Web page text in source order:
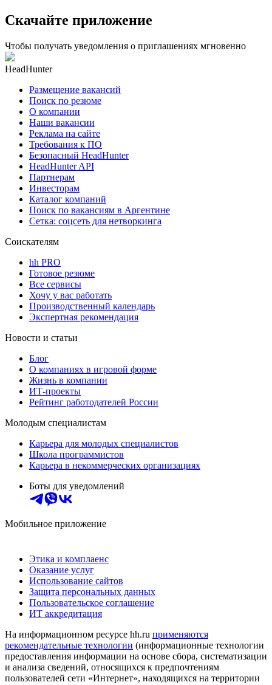
Скачайте приложение
Чтобы получать уведомления о приглашениях мгновенно
HeadHunter
Размещение вакансий
Поиск по резюме
О компании
Наши вакансии
Реклама на сайте
Требования к ПО
Безопасный HeadHunter
HeadHunter API
Партнерам
Инвесторам
Каталог компаний
Поиск по вакансиям в Аргентине
Сетка: соцсеть для нетворкинга
Соискателям
hh PRO
Готовое резюме
Все сервисы
Хочу у вас работать
Производственный календарь
Экспертная рекомендация
Новости и статьи
Блог
О компаниях в игровой форме
Жизнь в компании
ИТ-проекты
Рейтинг работодателей России
Молодым специалистам
Карьера для молодых специалистов
Школа программистов
Карьера в некоммерческих организациях
Боты для уведомлений
Мобильное приложение
Этика и комплаенс
Оказание услуг
Использование сайтов
Защита персональных данных
Пользовательское соглашение
ИТ аккредитация
На информационном ресурсе hh.ru применяются
рекомендательные технологии (информационные технологии
предоставления информации на основе сбора, систематизации
и анализа сведений, относящихся к предпочтениям
пользователей сети «Интернет», находящихся на территории